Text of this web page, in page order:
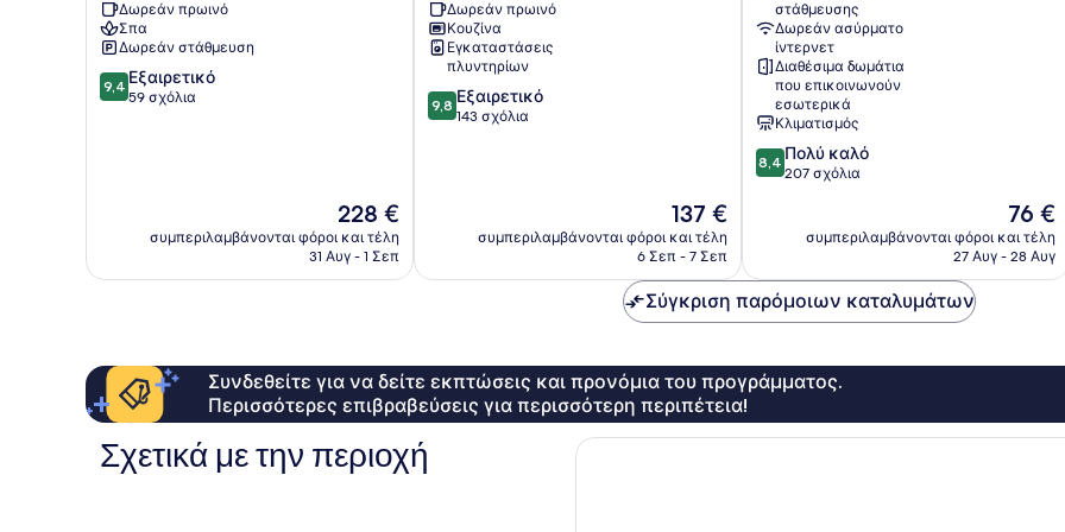
Spa
Σπάρτη
Δωρεάν πρωινό
Σπα
Δωρεάν στάθμευση
9.4
στα
9,4 Εξαιρετικό
59 σχόλια
Η
τιμή
είναι
228 €
συμπεριλαμβάνονται φόροι και τέλη
31 Αυγ - 1 Σεπ
Δωρεάν πρωινό
Κουζίνα
Εγκαταστάσεις
πλυντηρίων
9.8
στα
9,8 Εξαιρετικό
143 σχόλια
Η
τιμή
είναι
137 €
συμπεριλαμβάνονται φόροι και τέλη
6 Σεπ - 7 Σεπ
στάθμευσης
Δωρεάν ασύρματο
ίντερνετ
Διαθέσιμα δωμάτια
που επικοινωνούν
εσωτερικά
Κλιματισμός
8.4
στα
σχόλια
8,4 Πολύ καλό
207 σχόλια
Η
τιμή
είναι
76 €
συμπεριλαμβάνονται φόροι και τέλη
27 Αυγ - 28 Αυγ
Σύγκριση παρόμοιων καταλυμάτων
Συνδεθείτε για να δείτε εκπτώσεις και προνόμια του προγράμματος.
Περισσότερες επιβραβεύσεις για περισσότερη περιπέτεια!
Σχετικά με την περιοχή